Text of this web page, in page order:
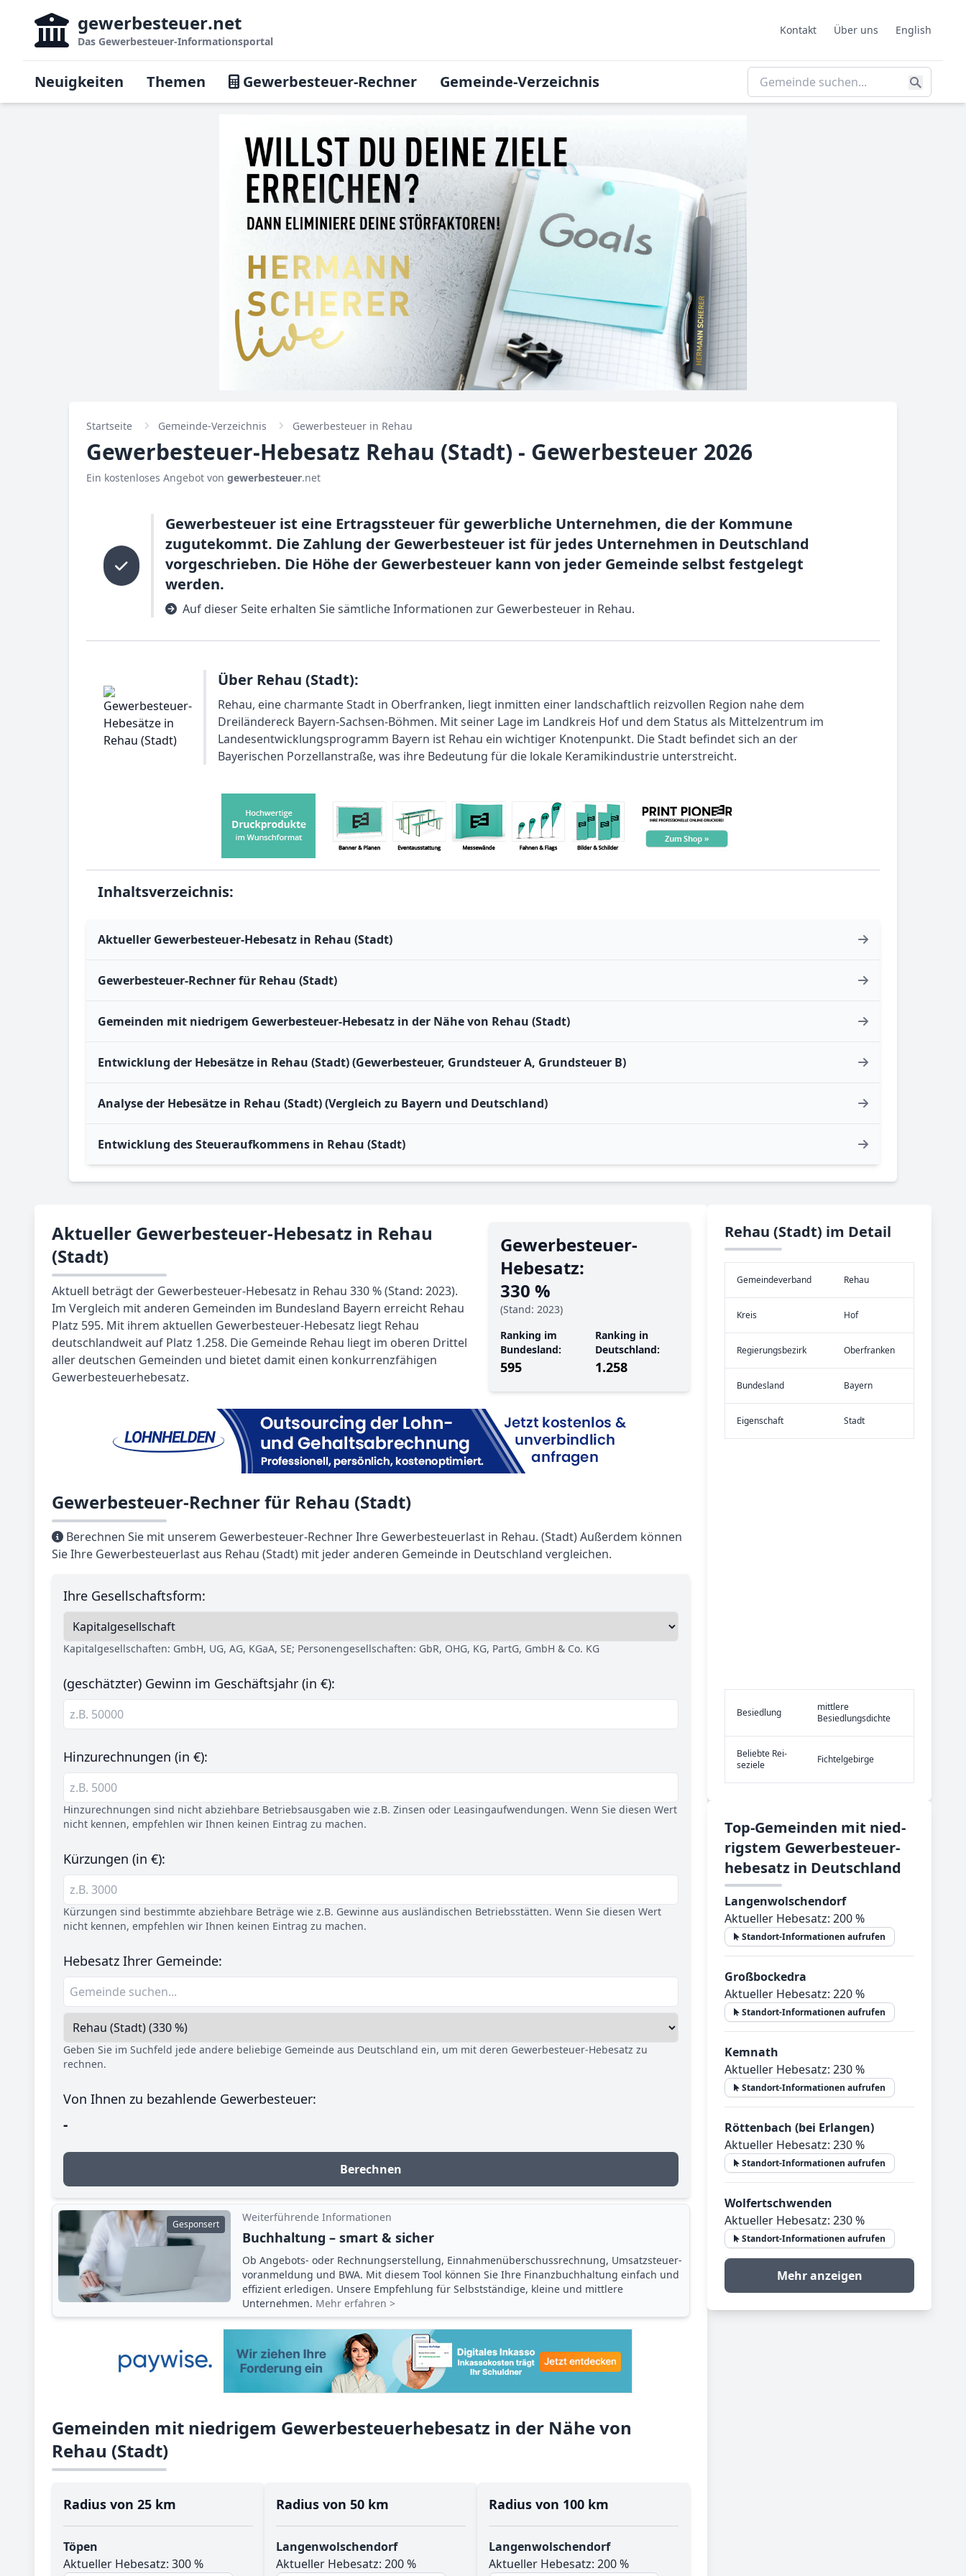
gewerbesteuer.net
Das Gewerbesteuer-Informationsportal
Kontakt Über uns English
Neuigkeiten Themen Gewerbesteuer-Rechner Gemeinde-Verzeichnis
Startseite Gemeinde-Verzeichnis Gewerbesteuer in Rehau
Gewerbesteuer-Hebesatz Rehau (Stadt) - Gewerbesteuer 2026
Ein kostenloses Angebot von gewerbesteuer.net
Gewerbesteuer ist eine Ertragssteuer für gewerbliche Unternehmen, die der Kommune
zugutekommt. Die Zahlung der Gewerbesteuer ist für jedes Unternehmen in Deutschland
vorgeschrieben. Die Höhe der Gewerbesteuer kann von jeder Gemeinde selbst festgelegt
werden.
Auf dieser Seite erhalten Sie sämtliche Informationen zur Gewerbesteuer in Rehau.
Über Rehau (Stadt):
Rehau, eine charmante Stadt in Oberfranken, liegt inmitten einer landschaftlich reizvollen Region nahe dem
Dreiländereck Bayern-Sachsen-Böhmen. Mit seiner Lage im Landkreis Hof und dem Status als Mittelzentrum im
Landesentwicklungsprogramm Bayern ist Rehau ein wichtiger Knotenpunkt. Die Stadt befindet sich an der
Bayerischen Porzellanstraße, was ihre Bedeutung für die lokale Keramikindustrie unterstreicht.
Inhaltsverzeichnis:
Aktueller Gewerbesteuer-Hebesatz in Rehau (Stadt)
Gewerbesteuer-Rechner für Rehau (Stadt)
Gemeinden mit niedrigem Gewerbesteuer-Hebesatz in der Nähe von Rehau (Stadt)
Entwicklung der Hebesätze in Rehau (Stadt) (Gewerbesteuer, Grundsteuer A, Grundsteuer B)
Analyse der Hebesätze in Rehau (Stadt) (Vergleich zu Bayern und Deutschland)
Entwicklung des Steueraufkommens in Rehau (Stadt)
Aktueller Gewerbesteuer-Hebesatz in Rehau
(Stadt)
Aktuell beträgt der Gewerbesteuer-Hebesatz in Rehau 330 % (Stand: 2023).
Im Vergleich mit anderen Gemeinden im Bundesland Bayern erreicht Rehau
Platz 595. Mit ihrem aktuellen Gewerbesteuer-Hebesatz liegt Rehau
deutschlandweit auf Platz 1.258. Die Gemeinde Rehau liegt im oberen Drittel
aller deutschen Gemeinden und bietet damit einen konkurrenzfähigen
Gewerbesteuerhebesatz.
Gewerbe­steuer-
Hebe­satz:
330 %
(Stand: 2023)
Ranking im
Bundesland:
595
Ranking in
Deutschland:
1.258
Gewerbesteuer-Rechner für Rehau (Stadt)
Berechnen Sie mit unserem Gewerbesteuer-Rechner Ihre Gewerbesteuerlast in Rehau. (Stadt) Außerdem können
Sie Ihre Gewerbesteuerlast aus Rehau (Stadt) mit jeder anderen Gemeinde in Deutschland vergleichen.
Ihre Gesellschaftsform:
Kapitalgesellschaften: GmbH, UG, AG, KGaA, SE; Personengesellschaften: GbR, OHG, KG, PartG, GmbH & Co. KG
(geschätzter) Gewinn im Geschäftsjahr (in €):
Hinzurechnungen (in €):
Hinzurechnungen sind nicht abziehbare Betriebsausgaben wie z.B. Zinsen oder Leasingaufwendungen. Wenn Sie diesen Wert
nicht kennen, empfehlen wir Ihnen keinen Eintrag zu machen.
Kürzungen (in €):
Kürzungen sind bestimmte abziehbare Beträge wie z.B. Gewinne aus ausländischen Betriebsstätten. Wenn Sie diesen Wert
nicht kennen, empfehlen wir Ihnen keinen Eintrag zu machen.
Hebesatz Ihrer Gemeinde:
Geben Sie im Suchfeld jede andere beliebige Gemeinde aus Deutschland ein, um mit deren Gewerbesteuer-Hebesatz zu
rechnen.
Von Ihnen zu bezahlende Gewerbesteuer:
-
Berechnen
Gesponsert
Weiterführende Informationen
Buchhaltung – smart & sicher
Ob Angebots- oder Rechnungserstellung, Einnahmenüberschuss­rechnung, Umsatzsteuer­
voranmeldung und BWA. Mit diesem Tool können Sie Ihre Finanz­buchhaltung einfach und
effizient erledigen. Unsere Empfehlung für Selbstständige, kleine und mittlere
Unternehmen. Mehr erfahren >
Gemeinden mit niedrigem Gewerbesteuerhebesatz in der Nähe von
Rehau (Stadt)
Radius von 25 km
Töpen
Aktueller Hebesatz: 300 %
Radius von 50 km
Langenwolschendorf
Aktueller Hebesatz: 200 %
Radius von 100 km
Langenwolschendorf
Aktueller Hebesatz: 200 %
Rehau (Stadt) im Detail
Gemeinde­verband Rehau
Kreis Hof
Re­gier­ungs­bezirk Oberfranken
Bundes­land Bayern
Eigen­schaft Stadt
Be­sied­lung
mittlere
Besiedlungsdichte
Be­lieb­te Rei­
se­zie­le
Fichtelgebirge
Top-­Ge­mein­den mit nied­
rig­stem Ge­wer­be­steu­er­
he­be­satz in Deutsch­land
Langenwolschendorf
Aktueller Hebesatz: 200 %
Standort-Informationen aufrufen
Großbockedra
Aktueller Hebesatz: 220 %
Standort-Informationen aufrufen
Kemnath
Aktueller Hebesatz: 230 %
Standort-Informationen aufrufen
Röttenbach (bei Erlangen)
Aktueller Hebesatz: 230 %
Standort-Informationen aufrufen
Wolfertschwenden
Aktueller Hebesatz: 230 %
Standort-Informationen aufrufen
Mehr anzeigen